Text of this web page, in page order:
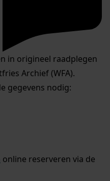
in origineel raadplegen
Archief (WFA).
gegevens nodig:
online reserveren via de